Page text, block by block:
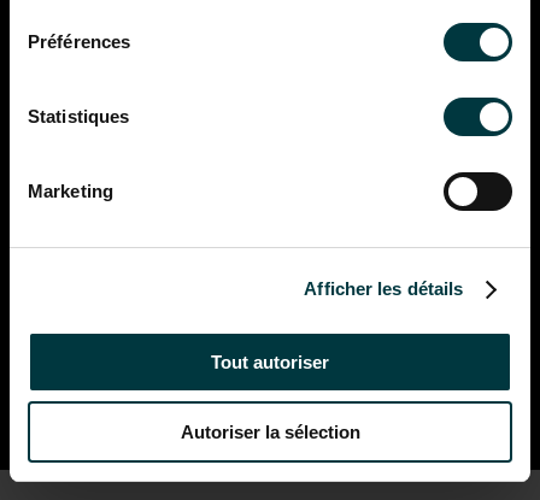
Préférences
Statistiques
Marketing
Afficher les détails
Tout autoriser
Autoriser la sélection
besoins de la piscine, zéro rejet évacué à l’égout,